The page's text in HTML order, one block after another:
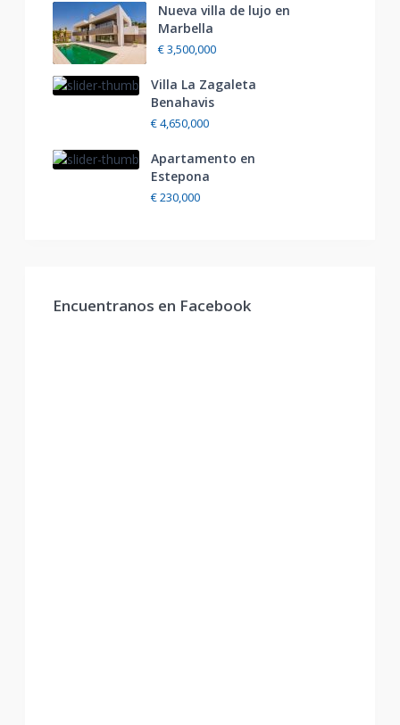
Nueva villa de lujo en
Marbella
€ 3,500,000
Villa La Zagaleta
Benahavis
€ 4,650,000
Apartamento en
Estepona
€ 230,000
Encuentranos en Facebook